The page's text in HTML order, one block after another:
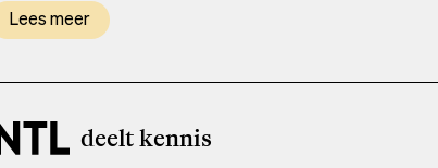
Lees meer
deelt kennis